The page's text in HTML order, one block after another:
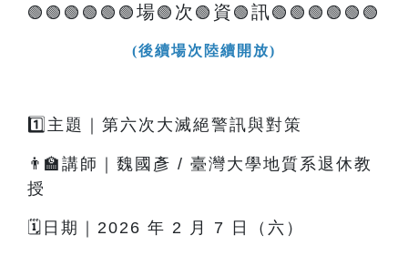
🟢🟢🟢🟢🟢🟢 場🟢 次 🟢 資 🟢 訊🟢🟢🟢🟢🟢🟢
(後續場次陸續開放)
1️⃣主題｜第六次大滅絕警訊與對策
👨‍🏫講師｜魏國彥 / 臺灣大學地質系退休教
授
🗓️日期｜2026 年 2 月 7 日（六）